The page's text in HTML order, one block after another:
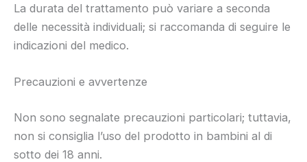
La durata del trattamento può variare a seconda
delle necessità individuali; si raccomanda di seguire le
indicazioni del medico.
Precauzioni e avvertenze
Non sono segnalate precauzioni particolari; tuttavia,
non si consiglia l’uso del prodotto in bambini al di
sotto dei 18 anni.